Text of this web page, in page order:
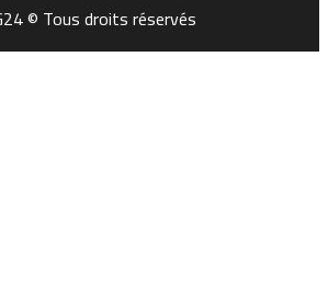
© Tous droits réservés